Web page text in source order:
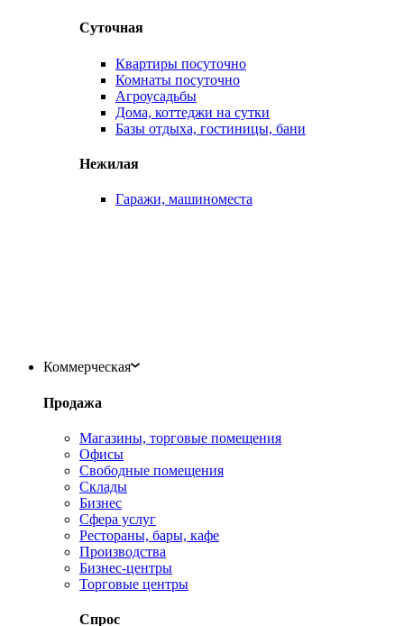
Суточная
Квартиры посуточно
Комнаты посуточно
Агроусадьбы
Дома, коттеджи на сутки
Базы отдыха, гостиницы, бани
Нежилая
Гаражи, машиноместа
Коммерческая
Продажа
Магазины, торговые помещения
Офисы
Свободные помещения
Склады
Бизнес
Сфера услуг
Рестораны, бары, кафе
Производства
Бизнес-центры
Торговые центры
Спрос